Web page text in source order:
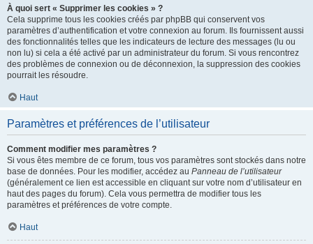
À quoi sert « Supprimer les cookies » ?
Cela supprime tous les cookies créés par phpBB qui conservent vos
paramètres d’authentification et votre connexion au forum. Ils fournissent aussi
des fonctionnalités telles que les indicateurs de lecture des messages (lu ou
non lu) si cela a été activé par un administrateur du forum. Si vous rencontrez
des problèmes de connexion ou de déconnexion, la suppression des cookies
pourrait les résoudre.
Haut
Paramètres et préférences de l’utilisateur
Comment modifier mes paramètres ?
Si vous êtes membre de ce forum, tous vos paramètres sont stockés dans notre
base de données. Pour les modifier, accédez au Panneau de l’utilisateur
(généralement ce lien est accessible en cliquant sur votre nom d’utilisateur en
haut des pages du forum). Cela vous permettra de modifier tous les
paramètres et préférences de votre compte.
Haut